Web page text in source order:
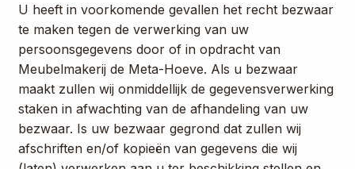
U heeft in voorkomende gevallen het recht bezwaar
te maken tegen de verwerking van uw
persoonsgegevens door of in opdracht van
Meubelmakerij de Meta-Hoeve. Als u bezwaar
maakt zullen wij onmiddellijk de gegevensverwerking
staken in afwachting van de afhandeling van uw
bezwaar. Is uw bezwaar gegrond dat zullen wij
afschriften en/of kopieën van gegevens die wij